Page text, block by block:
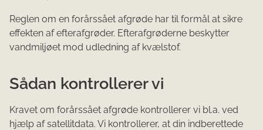
Reglen om en forårssået afgrøde har til formål at sikre
effekten af efterafgrøder. Efterafgrøderne beskytter
vandmiljøet mod udledning af kvælstof.
Sådan kontrollerer vi
Kravet om forårssået afgrøde kontrollerer vi bl.a. ved
hjælp af satellitdata. Vi kontrollerer, at din indberettede